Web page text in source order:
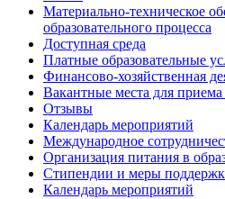
Материально-техническое
образовательного процесса
Доступная среда
Платные образовательные
Финансово-хозяйственная
Вакантные места для
Отзывы
Календарь мероприятий
Международное
Организация питания в
Стипендии и меры
Календарь мероприятий